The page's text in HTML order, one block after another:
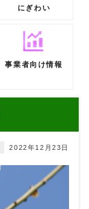
にぎわい
事業者向け情報
2022年12月23日